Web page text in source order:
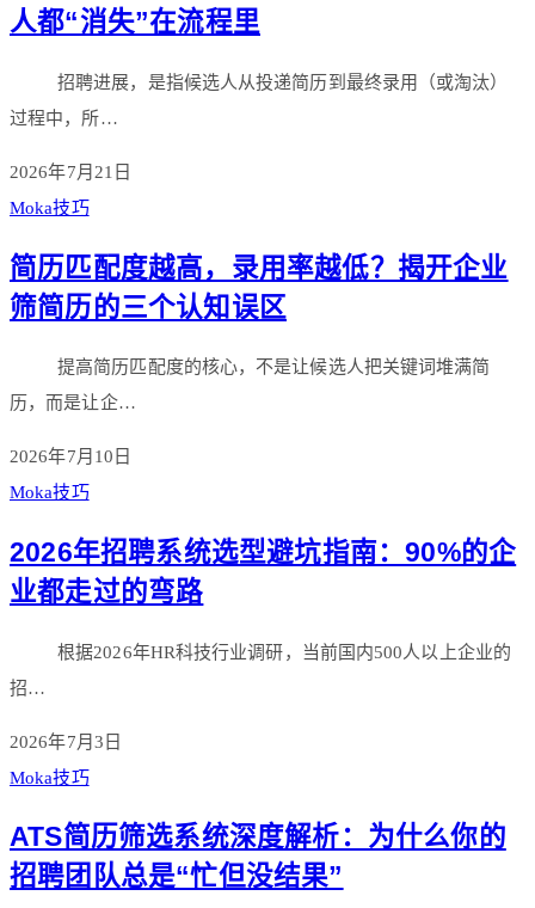
人都“消失”在流程里
招聘进展，是指候选人从投递简历到最终录用（或淘汰）
过程中，所…
2026年7月21日
Moka技巧
简历匹配度越高，录用率越低？揭开企业
筛简历的三个认知误区
提高简历匹配度的核心，不是让候选人把关键词堆满简
历，而是让企…
2026年7月10日
Moka技巧
2026年招聘系统选型避坑指南：90%的企
业都走过的弯路
根据2026年HR科技行业调研，当前国内500人以上企业的
招…
2026年7月3日
Moka技巧
ATS简历筛选系统深度解析：为什么你的
招聘团队总是“忙但没结果”